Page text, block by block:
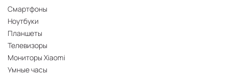
Смартфоны
Ноутбуки
Планшеты
Телевизоры
Мониторы Xiaomi
Умные часы